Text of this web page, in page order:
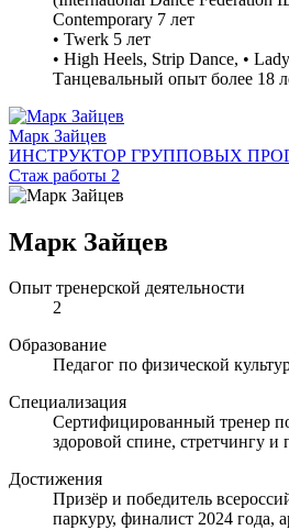
Contemporary 7 лет
• Twerk 5 лет
• High Heels, Strip Dance, •
Танцевальный опыт более 18
Марк Зайцев
ИНСТРУКТОР ГРУППОВЫХ
Стаж работы 2
Марк Зайцев
Опыт тренерской деятельности
2
Образование
Педагог по физической
Специализация
Сертифицированный тренер
здоровой спине, стретчингу и
Достижения
Призёр и победитель
паркуру, финалист 2024 года,